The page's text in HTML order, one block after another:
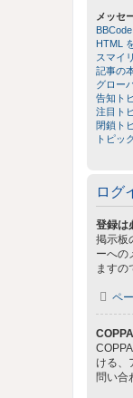
メッセ
HTML
スマイ
記事の
グロー
告知ト
注目ト
閉鎖ト
トピッ
ログ
登録は
掲示板
ーへの
ますの
ペ
ける、
問い合